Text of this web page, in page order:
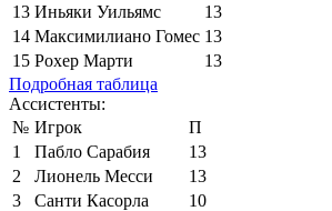
13 Иньяки Уильямс
13
14 Максимилиано Гомес 13
15 Рохер Марти
13
Подробная таблица
Ассистенты:
№ Игрок
П
1
Пабло Сарабия
13
2
Лионель Месси
13
3
Санти Касорла
10